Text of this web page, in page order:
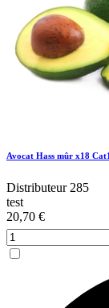
Avocat Hass mûr x18
Distributeur 285
test
20,70 €